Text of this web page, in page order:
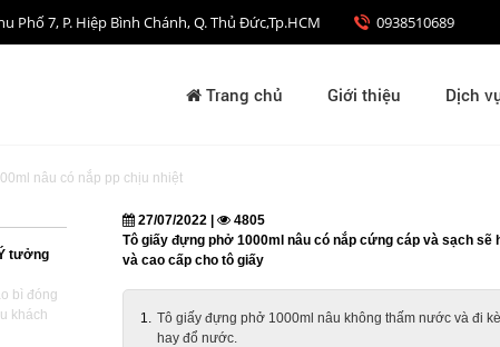
Phố 7, P. Hiệp Bình Chánh, Q. Thủ Đức,Tp.HCM 0938510689
Trang chủ Giới thiệu Dịch
nâu có nắp pp chịu nhiệt
tưởng
bì đóng
khách
27/07/2022 |
4805
Tô giấy đựng phở 1000ml nâu có nắp cứng cáp và sạch
và cao cấp cho tô giấy
Tô giấy đựng phở 1000ml nâu không thấm nước và đi
hay đổ nước.